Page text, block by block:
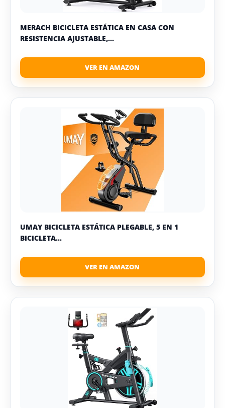
MERACH BICICLETA ESTÁTICA EN CASA CON
RESISTENCIA AJUSTABLE,...
UMAY BICICLETA ESTÁTICA PLEGABLE, 5 EN 1
BICICLETA...